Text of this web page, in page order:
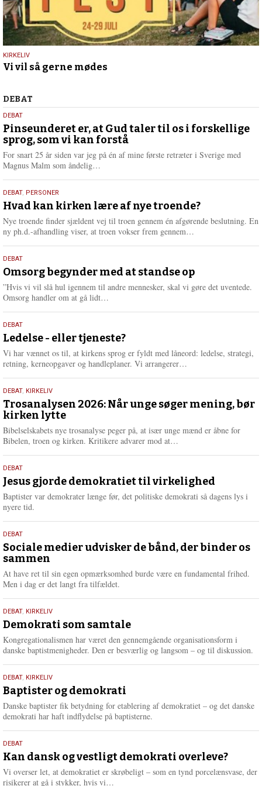
18.
maj
KIRKELIV
Vi vil så gerne mødes
Debat
DEBAT
5.
august
2026
DEBAT
Pinseunderet er, at Gud taler til os i forskellige
sprog, som vi kan forstå
For snart 25 år siden var jeg på én af mine første retræter i Sverige med
Magnus Malm som åndelig…
e
r
e
25.
juli
2026
DEBAT, PERSONER
Hvad kan kirken lære af nye troende?
Nye troende finder sjældent vej til troen gennem én afgørende beslutning. En
ny ph.d.-afhandling viser, at troen vokser frem gennem…
e
r
e
9.
juli
2026
DEBAT
Omsorg begynder med at standse op
”Hvis vi vil slå hul igennem til andre mennesker, skal vi gøre det uventede.
Omsorg handler om at gå lidt…
e
r
e
10.
juni
2026
DEBAT
Ledelse - eller tjeneste?
Vi har vænnet os til, at kirkens sprog er fyldt med låneord: ledelse, strategi,
retning, kerneopgaver og handleplaner. Vi arrangerer…
e
2.
juni
2026
DEBAT, KIRKELIV
Trosanalysen 2026: Når unge søger mening, bør
kirken lytte
Bibelselskabets nye trosanalyse peger på, at især unge mænd er åbne for
Bibelen, troen og kirken. Kritikere advarer mod at…
e
r
e
18.
maj
2026
DEBAT
Jesus gjorde demokratiet til virkelighed
Baptister var demokrater længe før, det politiske demokrati så dagens lys i
nyere tid.
18.
maj
2026
DEBAT
Sociale medier udvisker de bånd, der binder os
sammen
At have ret til sin egen opmærksomhed burde være en fundamental frihed.
Men i dag er det langt fra tilfældet.
18.
maj
2026
DEBAT, KIRKELIV
Demokrati som samtale
Kongregationalismen har været den gennemgående organisationsform i
danske baptistmenigheder. Den er besværlig og langsom – og til diskussion.
18.
maj
2026
DEBAT, KIRKELIV
Baptister og demokrati
Danske baptister fik betydning for etablering af demokratiet – og det danske
demokrati har haft indflydelse på baptisterne.
18.
maj
2026
DEBAT
Kan dansk og vestligt demokrati overleve?
Vi overser let, at demokratiet er skrøbeligt – som en tynd porcelænsvase, der
risikerer at gå i stykker, hvis vi…